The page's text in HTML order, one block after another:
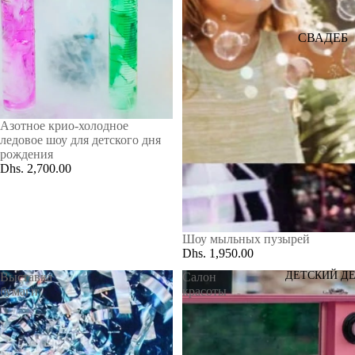
ПОДВЕС
НОЙ
ДЕКОР
(ДЕКОР
ПОТОЛК
А)
СВАДЕБ
НЫЙ
БУКЕТ
КОША |
СЦЕНИЧ
ЕСКОЕ
ОФОРМ
ЛЕНИЕ
СВАДЕБ
НАЯ
ЗОНА
ПРИВЕТ
ЦВЕТЫ
ДЕТСКИЙ
Азотное крио-холодное
ледовое шоу для детского дня
рождения
Dhs. 2,700.00
Шоу мыльных пузырей
Dhs. 1,950.00
Выставка
бумаги
Салон
красоты